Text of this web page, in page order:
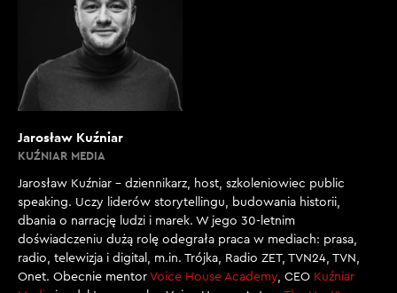
Jarosław Kuźniar
KUŹNIAR MEDIA
Jarosław Kuźniar – dziennikarz, host, szkoleniowiec public
speaking. Uczy liderów storytellingu, budowania historii,
dbania o narrację ludzi i marek. W jego 30-letnim
doświadczeniu dużą rolę odegrała praca w mediach: prasa,
radio, telewizja i digital, m.in. Trójka, Radio ZET, TVN24, TVN,
Onet. Obecnie mentor Voice House Academy, CEO Kuźniar